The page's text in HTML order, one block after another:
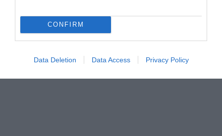
CONFIRM
Data Deletion Data Access Privacy Policy